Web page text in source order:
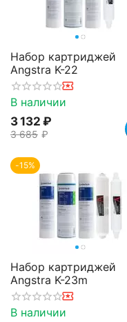
Набор картриджей
Angstra K-22
В наличии
3 132 ₽
3 685 ₽
-15%
Набор картриджей
Angstra K-23m
В наличии